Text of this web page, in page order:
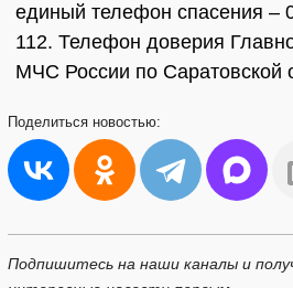
единый телефон спасения –
112. Телефон доверия
МЧС России по Саратовской
Поделиться новостью:
Подпишитесь на наши каналы и